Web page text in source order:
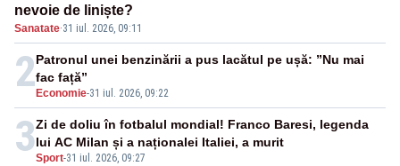
nevoie de liniște?
Sanatate·31 iul. 2026, 09:11
2 Economie-31 iul. 2026, 09:22
Patronul unei benzinării a pus lacătul pe ușă: ”Nu mai
fac față”
3Sport-31 iul. 2026, 09:27
Zi de doliu în fotbalul mondial! Franco Baresi, legenda
lui AC Milan și a naționalei Italiei, a murit